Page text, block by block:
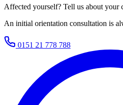
Affected yourself? Tell us about your
An initial orientation consultation is
0151 21 778 788